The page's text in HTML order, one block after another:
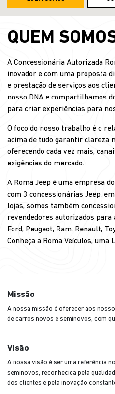
QUEM
A Concessionária Autorizada
inovador e com uma proposta
e prestação de serviços aos
nosso DNA e compartilhamos
para criar experiências para
O foco do nosso trabalho é o
acima de tudo garantir clareza
oferecendo cada vez mais,
exigências do mercado.
A Roma Jeep é uma empresa
com 3 concessionárias Jeep,
lojas, somos também
revendedores autorizados para
Ford, Peugeot, Ram, Renault,
Conheça a Roma Veículos, uma
Missão
A nossa missão é oferecer aos
de carros novos e seminovos, com
Visão
A nossa visão é ser uma referência
seminovos, reconhecida pela
dos clientes e pela inovação